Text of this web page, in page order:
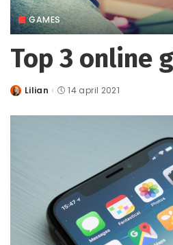
GAMES
Top 3 online
Posted
Lilian 14 april 2021